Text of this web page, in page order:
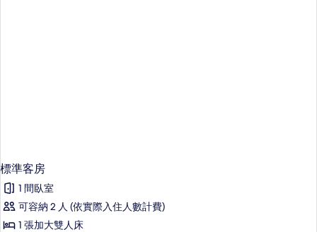
標準客房
1 間臥室
可容納 2 人 (依實際入住人數計費)
1 張加大雙人床